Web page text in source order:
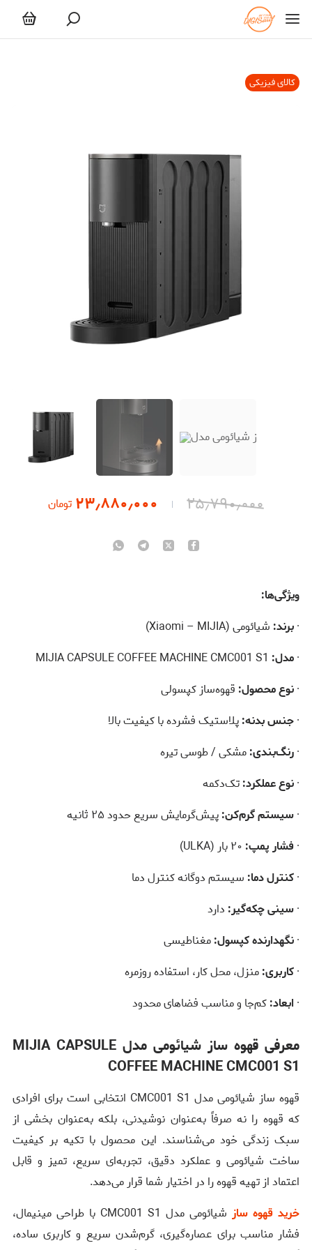
کالای فیزیکی
۲۵٫۷۹۰٫۰۰۰ ۲۳٫۸۸۰٫۰۰۰ تومان
ویژگی‌ها:
·برند: شیائومی (Xiaomi – MIJIA)
·مدل:
·نوع محصول: قهوه‌ساز کپسولی
·جنس بدنه:پلاستیک فشرده با کیفیت بالا
·رنگ‌بندی:مشکی / طوسی تیره
·نوع عملکرد:تک‌دکمه
·سیستم گرم‌کن:پیش‌گرمایش سریع حدود ۲۵ ثانیه
·فشار پمپ:
·کنترل دما: سیستم دوگانه کنترل دما
·سینی چکه‌گیر: دارد
·نگهدارنده کپسول:مغناطیسی
·کاربری:منزل، محل کار، استفاده روزمره
· ابعاد:کم‌جا و مناسب فضاهای محدود
معرفی قهوه ساز شیائومی مدل MIJIA CAPSULE
COFFEE MACHINE CMC001 S1
قهوه ساز شیائومی مدل CMC001 S1 انتخابی است برای افرادی
که قهوه را نه صرفاً به‌عنوان نوشیدنی، بلکه به‌عنوان بخشی از
سبک زندگی خود می‌شناسند. این محصول با تکیه بر کیفیت
ساخت شیائومی و عملکرد دقیق، تجربه‌ای سریع، تمیز و قابل
اعتماد از تهیه قهوه را در اختیار شما قرار می‌دهد.
خرید قهوه ساز
شیائومی مدل CMC001 S1 با طراحی مینیمال،
فشار مناسب برای عصاره‌گیری، گرم‌شدن سریع و کاربری ساده،